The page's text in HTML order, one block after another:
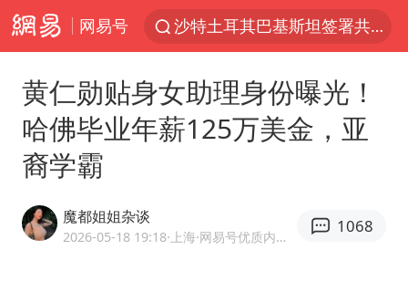
网易号
沙特土耳其巴基斯坦签署共同防务协议
四川宜宾市高县4.9级地震致1人死亡
百花奖开幕式
黄仁勋贴身女助理身份曝光！
哈佛毕业年薪125万美金，亚
裔学霸
魔都姐姐杂谈
2026-05-18 19:18·上海 ·网易号优质内容创作者
1068